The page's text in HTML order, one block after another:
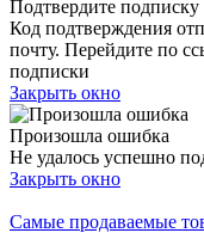
Подтвердите подписку
Код подтверждения
почту. Перейдите по
подписки
Закрыть окно
Произошла ошибка
Не удалось успешно
Закрыть окно
Самые продаваемые